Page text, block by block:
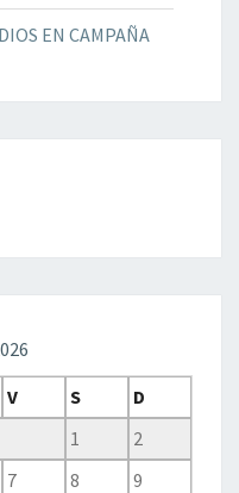
EN CAMPAÑA
V S
D
1
2
7 8
9